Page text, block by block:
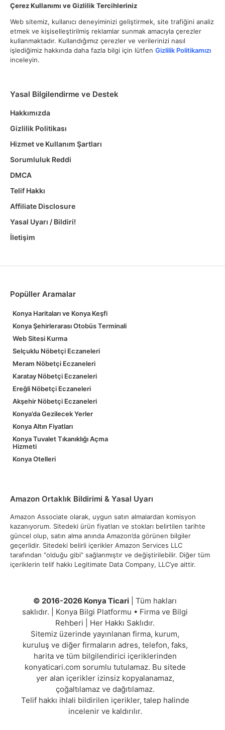
Çerez Kullanımı ve Gizlilik Tercihleriniz
Web sitemiz, kullanıcı deneyiminizi geliştirmek, site trafiğini analiz
etmek ve kişiselleştirilmiş reklamlar sunmak amacıyla çerezler
kullanmaktadır. Kullandığımız çerezler ve verilerinizi nasıl
işlediğimiz hakkında daha fazla bilgi için lütfen Gizlilik Politikamızı
inceleyin.
Yasal Bilgilendirme ve Destek
Hakkımızda
Gizlilik Politikası
Hizmet ve Kullanım Şartları
Sorumluluk Reddi
DMCA
Telif Hakkı
Affiliate Disclosure
Yasal Uyarı / Bildiri!
İletişim
Popüller Aramalar
Konya Haritaları ve Konya Keşfi
Konya Şehirlerarası Otobüs Terminali
Web Sitesi Kurma
Selçuklu Nöbetçi Eczaneleri
Meram Nöbetçi Eczaneleri
Karatay Nöbetçi Eczaneleri
Ereğli Nöbetçi Eczaneleri
Akşehir Nöbetçi Eczaneleri
Konya’da Gezilecek Yerler
Konya Altın Fiyatları
Konya Tuvalet Tıkanıklığı Açma
Hizmeti
Konya Otelleri
Amazon Ortaklık Bildirimi & Yasal Uyarı
Amazon Associate olarak, uygun satın almalardan komisyon
kazanıyorum. Sitedeki ürün fiyatları ve stokları belirtilen tarihte
güncel olup, satın alma anında Amazon’da görünen bilgiler
geçerlidir. Sitedeki belirli içerikler Amazon Services LLC
tarafından “olduğu gibi” sağlanmıştır ve değiştirilebilir. Diğer tüm
içeriklerin telif hakkı Legitimate Data Company, LLC’ye aittir.
© 2016-2026 Konya Ticari | Tüm hakları
saklıdır. | Konya Bilgi Platformu • Firma ve Bilgi
Rehberi | Her Hakkı Saklıdır.
Sitemiz üzerinde yayınlanan firma, kurum,
kuruluş ve diğer firmaların adres, telefon, faks,
harita ve tüm bilgilendirici içeriklerinden
konyaticari.com sorumlu tutulamaz. Bu sitede
yer alan içerikler izinsiz kopyalanamaz,
çoğaltılamaz ve dağıtılamaz.
Telif hakkı ihlali bildirilen içerikler, talep halinde
incelenir ve kaldırılır.